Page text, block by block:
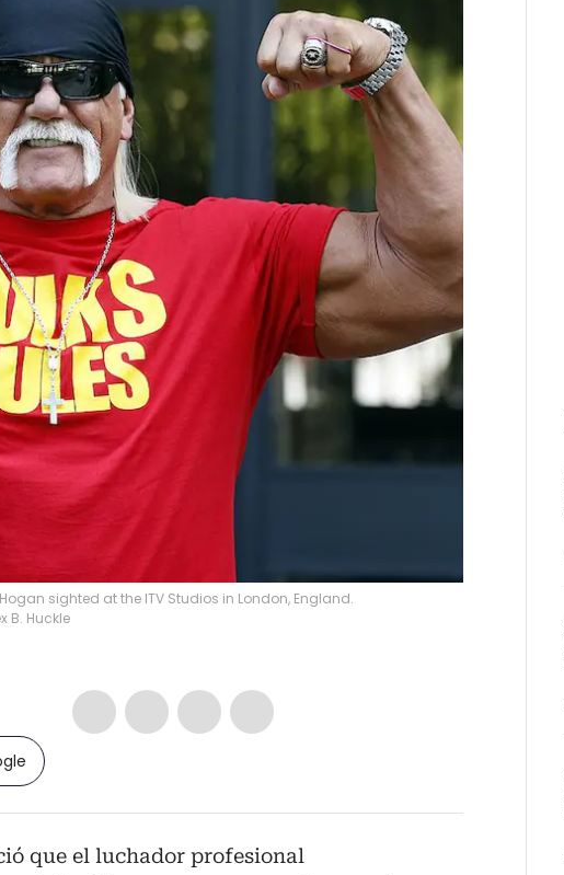
Hogan sighted at the ITV Studios in London, England.
B. Huckle
que el luchador profesional